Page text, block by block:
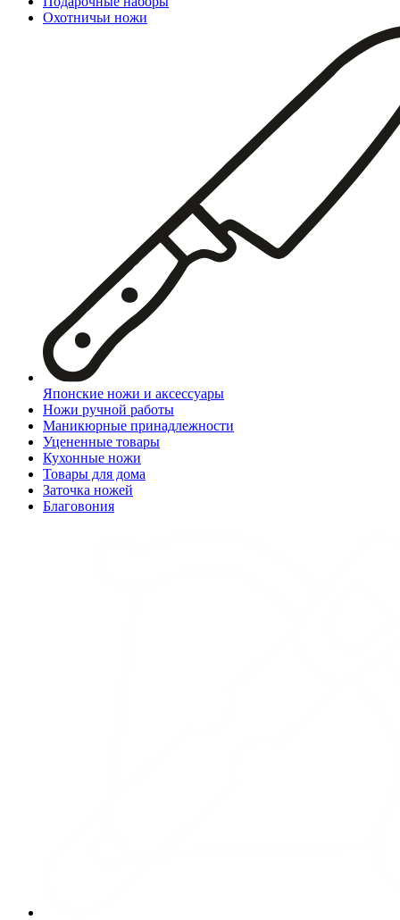
Охотничьи ножи
Японские ножи и аксессуары
Ножи ручной работы
Маникюрные принадлежности
Уцененные товары
Кухонные ножи
Товары для дома
Заточка ножей
Благовония